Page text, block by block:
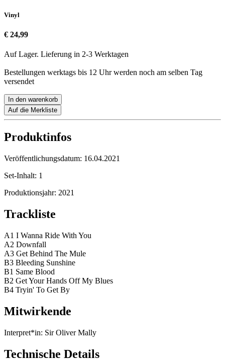
Vinyl
€ 24,99
Auf Lager. Lieferung in 2-3 Werktagen
Bestellungen werktags bis 12 Uhr werden noch am selben Tag
versendet
In den warenkorb
Auf die Merkliste
Produktinfos
Veröffentlichungsdatum: 16.04.2021
Set-Inhalt: 1
Produktionsjahr: 2021
Trackliste
A1 I Wanna Ride With You
A2 Downfall
A3 Get Behind The Mule
B3 Bleeding Sunshine
B1 Same Blood
B2 Get Your Hands Off My Blues
B4 Tryin' To Get By
Mitwirkende
Interpret*in: Sir Oliver Mally
Technische Details